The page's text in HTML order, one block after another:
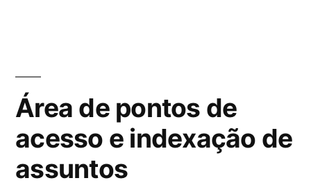
conteúdo
Área de pontos de
acesso e indexação de
assuntos